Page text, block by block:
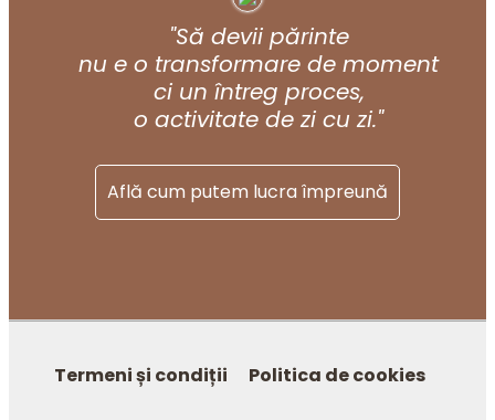
"Să devii părinte
nu e o transformare de moment
ci un întreg proces,
o activitate de zi cu zi."
Află cum putem lucra împreună
MENIU
Termeni și condiții Politica de cookies